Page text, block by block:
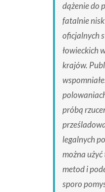
dążenie do
fatalnie
oficjalnych
łowieckich
krajów.
próbą
legalnych
można
metod i
sporo